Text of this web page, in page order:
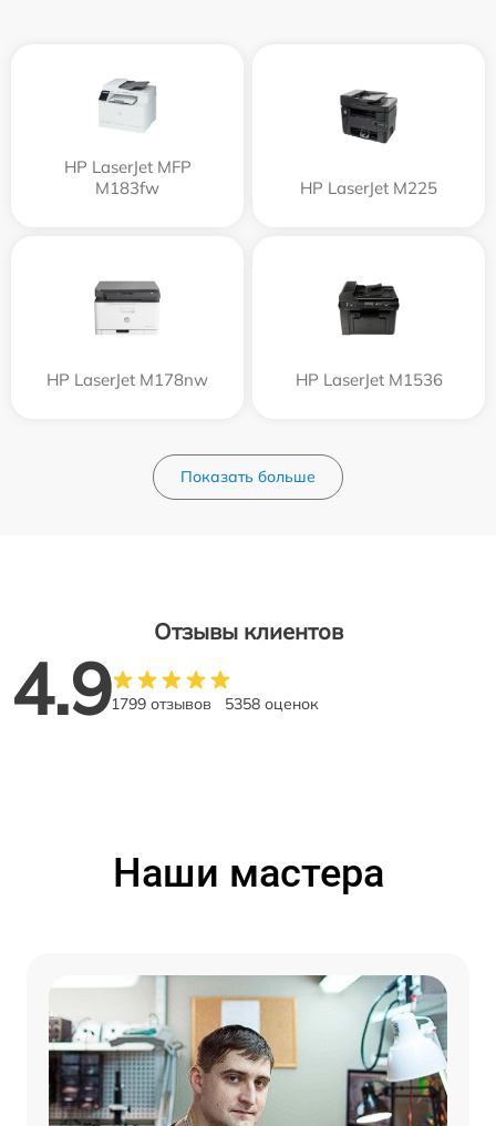
HP LaserJet MFP
M183fw
HP LaserJet M225
HP LaserJet M178nw HP LaserJet M1536
Показать больше
Отзывы клиентов
4.91799 отзывов 5358 оценок
Наши мастера